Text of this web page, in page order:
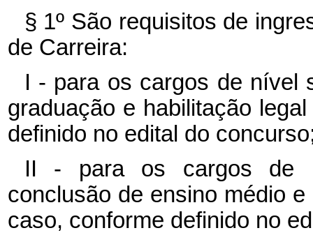
§ 1º São requisitos de
de Carreira:
I - para os cargos de nível
graduação e habilitação
definido no edital do
II - para os cargos de
conclusão de ensino médio
caso, conforme definido no